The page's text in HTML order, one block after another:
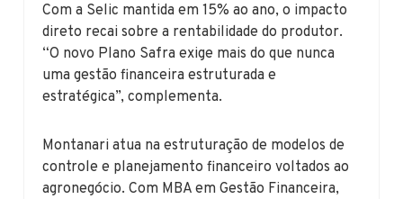
Com a Selic mantida em 15% ao ano, o impacto
direto recai sobre a rentabilidade do produtor.
“O novo Plano Safra exige mais do que nunca
uma gestão financeira estruturada e
estratégica”, complementa.
Montanari atua na estruturação de modelos de
controle e planejamento financeiro voltados ao
agronegócio. Com MBA em Gestão Financeira,